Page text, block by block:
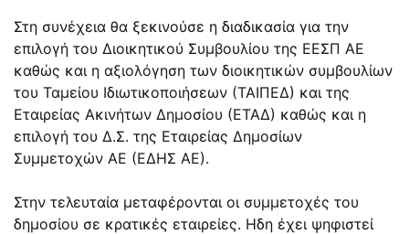
Στη συνέχεια θα ξεκινούσε η διαδικασία για την
επιλογή του Διοικητικού Συμβουλίου της ΕΕΣΠ ΑΕ
καθώς και η αξιολόγηση των διοικητικών συμβουλίων
του Ταμείου Ιδιωτικοποιήσεων (ΤΑΙΠΕΔ) και της
Εταιρείας Ακινήτων Δημοσίου (ΕΤΑΔ) καθώς και η
επιλογή του Δ.Σ. της Εταιρείας Δημοσίων
Συμμετοχών ΑΕ (ΕΔΗΣ ΑΕ).
Στην τελευταία μεταφέρονται οι συμμετοχές του
δημοσίου σε κρατικές εταιρείες. Ηδη έχει ψηφιστεί